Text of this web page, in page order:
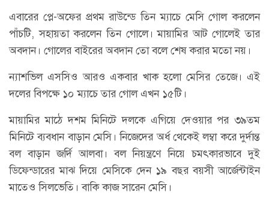
এবারের প্লে-অফের প্রথম রাউন্ডে তিন ম্যাচে মেসি গোল করলেন
পাঁচটি, সহায়তা করলেন তিন গোলে। মায়ামির আট গোলেই তার
অবদান। গোলের বাইরের অবদান তো বলে শেষ করার মতো নয়।
ন্যাশভিল এসসিও আরও একবার খাক হলো মেসির তেজে। এই
দলের বিপক্ষে ১০ ম্যাচে তার গোল এখন ১৫টি।
মায়ামির মাঠে দশম মিনিটে দলকে এগিয়ে দেওয়ার পর ৩৯তম
মিনিটে ব্যবধান বাড়ান মেসি। নিজেদের অর্ধ থেকেই লম্বা করে দুর্দান্ত
বল বাড়ান জর্দি আলবা। বল নিয়ন্ত্রণে নিয়ে চমৎকারভাবে দুই
ডিফেন্ডারের মাঝ দিয়ে মেসিকে দেন ১৯ বছর বয়সী আর্জেন্টাইন
মাতেও সিলভেতি। বাকি কাজ সারেন মেসি।